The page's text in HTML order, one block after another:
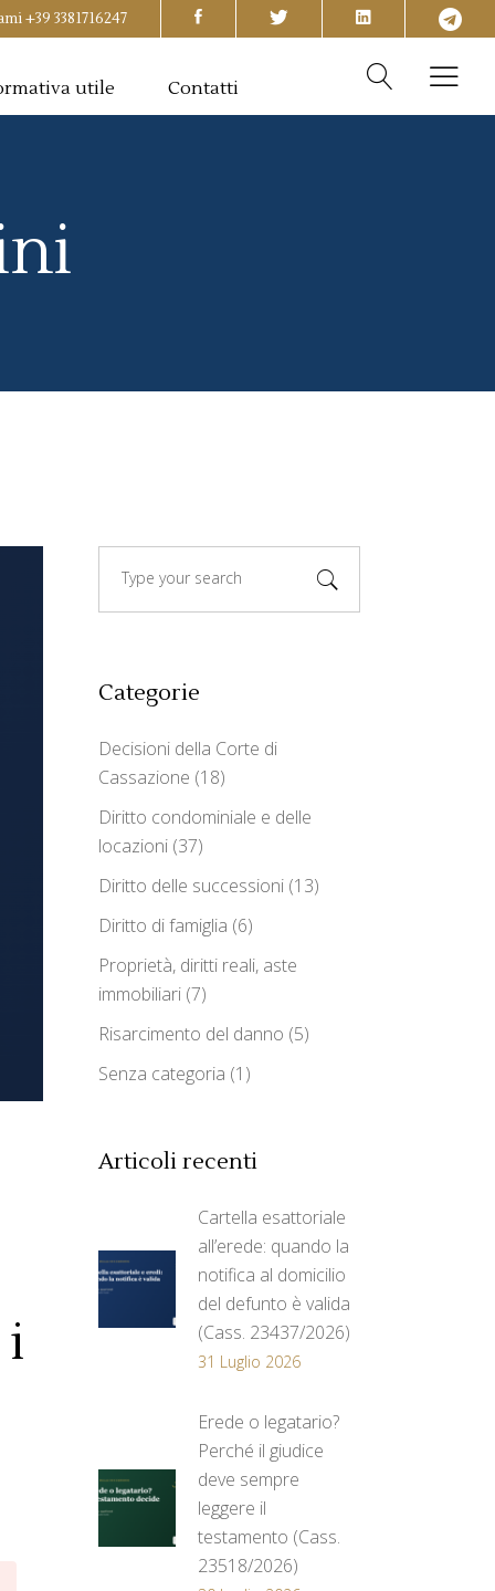
+39 3381716247
utile Contatti
i
Categorie
Decisioni della Corte di
Cassazione (18)
Diritto condominiale e delle
locazioni(37)
Diritto delle successioni(13)
Diritto di famiglia (6)
Proprietà, diritti reali, aste
immobiliari(7)
Risarcimento del danno (5)
Senza categoria (1)
Articoli recenti
Cartella esattoriale
all’erede: quando la
notifica al domicilio
del defunto è valida
(Cass. 23437/2026)
31 Luglio 2026
Erede o legatario?
Perché il giudice
deve sempre
leggere il
testamento (Cass.
23518/2026)